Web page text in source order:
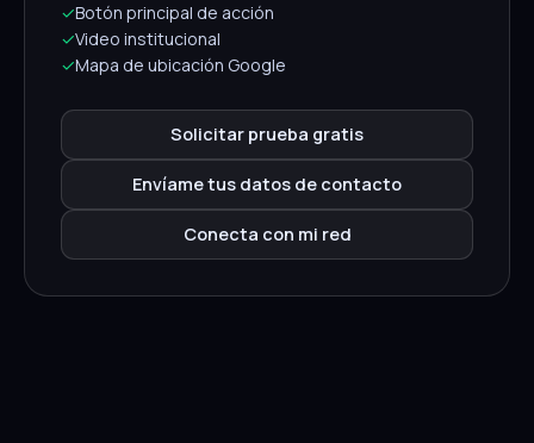
✓Botón principal de acción
✓Video institucional
✓Mapa de ubicación Google
Solicitar prueba gratis
Envíame tus datos de contacto
Conecta con mi red